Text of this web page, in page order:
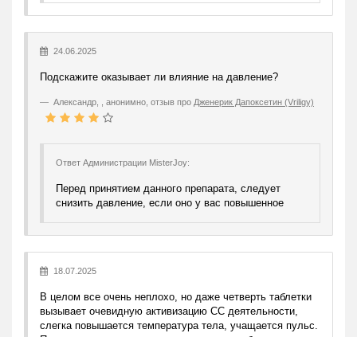
24.06.2025
Подскажите оказывает ли влияние на давление?
Александр , анонимно, отзыв про Дженерик Дапоксетин (Vriligy)
Ответ Администрации MisterJoy:
Перед принятием данного препарата, следует
снизить давление, если оно у вас повышенное
18.07.2025
В целом все очень неплохо, но даже четверть таблетки
вызывает очевидную активизацию СС деятельности,
слегка повышается температура тела, учащается пульс.